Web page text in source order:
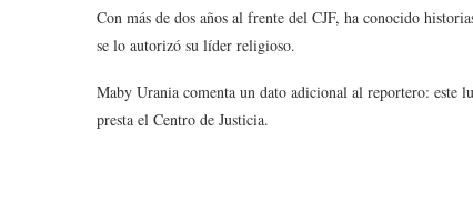
Con más de dos años al frente del CJF, ha conocido
se lo autorizó su líder religioso.
Maby Urania comenta un dato adicional al reportero: este
presta el Centro de Justicia.